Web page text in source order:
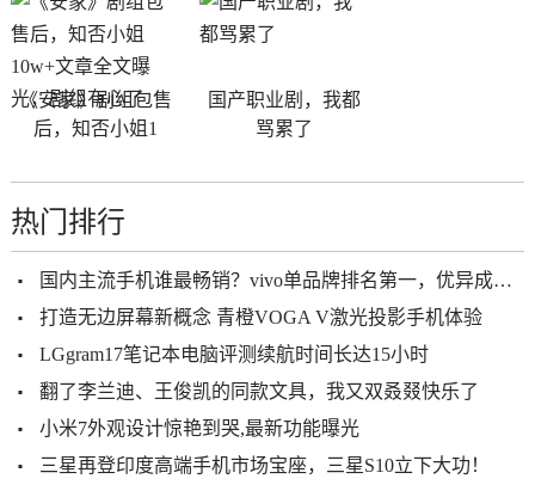
《安家》剧组包售
后，知否小姐1
国产职业剧，我都
骂累了
热门排行
国内主流手机谁最畅销？vivo单品牌排名第一，优异成绩不是偶然
打造无边屏幕新概念 青橙VOGA V激光投影手机体验
LGgram17笔记本电脑评测续航时间长达15小时
翻了李兰迪、王俊凯的同款文具，我又双叒叕快乐了
小米7外观设计惊艳到哭,最新功能曝光
三星再登印度高端手机市场宝座，三星S10立下大功！